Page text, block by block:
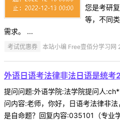
您是考研
等，不同
需求。 ...
考试优惠券 本站小编 Free壹佰分学习
外语日语考法律非法日语是统
提问问题:外语学院:法学院提问人
问内容:老师，你好，日语考法律非
是自命题？回复内容:035101（专业